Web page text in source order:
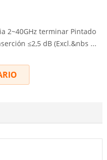
2~40GHz terminar Pintado
≤2,5 dB (Excl.&nbs ...